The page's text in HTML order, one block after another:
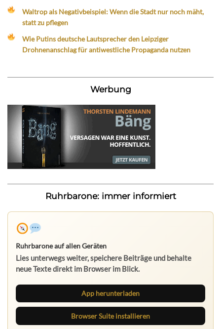
Waltrop als Negativbeispiel: Wenn die Stadt nur noch mäht,
statt zu pflegen
Wie Putins deutsche Lautsprecher den Leipziger
Drohnenanschlag für antiwestliche Propaganda nutzen
Werbung
Ruhrbarone: immer informiert
Ruhrbarone auf allen Geräten
Lies unterwegs weiter, speichere Beiträge und behalte
neue Texte direkt im Browser im Blick.
App herunterladen
Browser Suite installieren